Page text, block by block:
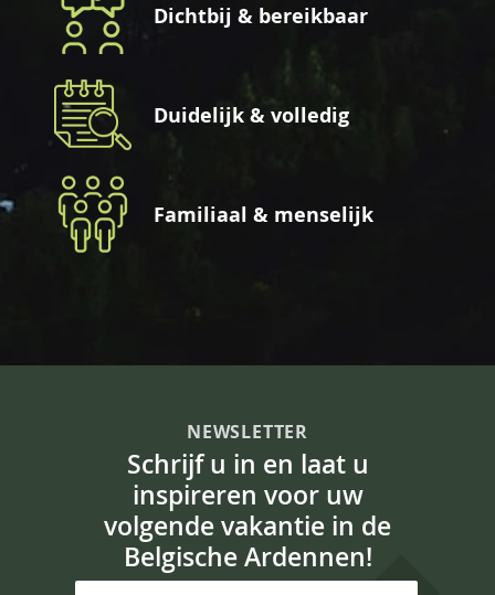
Dichtbij & bereikbaar
Duidelijk & volledig
Familiaal & menselijk
NEWSLETTER
Schrijf u in en laat u
inspireren voor uw
volgende vakantie in de
Belgische Ardennen!